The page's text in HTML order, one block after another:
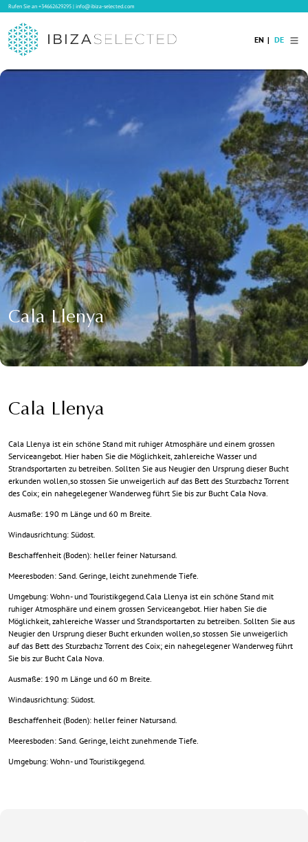
Rufen Sie an+34662629295|info@ibiza-selected.com
Verkauf
Blog
Services
Kontakt
EN DE
Cala Llenya
Cala Llenya
Cala Llenya ist ein schöne Stand mit ruhiger Atmosphäre und einem grossen
Serviceangebot. Hier haben Sie die Möglichkeit, zahlereiche Wasser und
Strandsportarten zu betreiben. Sollten Sie aus Neugier den Ursprung dieser Bucht
erkunden wollen,so stossen Sie unweigerlich auf das Bett des Sturzbachz Torrent
des Coix; ein nahegelegener Wanderweg führt Sie bis zur Bucht Cala Nova.
Ausmaße: 190 m Länge und 60 m Breite.
Windausrichtung: Südost.
Beschaffenheit (Boden): heller feiner Natursand.
Meeresboden: Sand. Geringe, leicht zunehmende Tiefe.
Umgebung: Wohn- und Touristikgegend.Cala Llenya ist ein schöne Stand mit
ruhiger Atmosphäre und einem grossen Serviceangebot. Hier haben Sie die
Möglichkeit, zahlereiche Wasser und Strandsportarten zu betreiben. Sollten Sie aus
Neugier den Ursprung dieser Bucht erkunden wollen,so stossen Sie unweigerlich
auf das Bett des Sturzbachz Torrent des Coix; ein nahegelegener Wanderweg führt
Sie bis zur Bucht Cala Nova.
Ausmaße: 190 m Länge und 60 m Breite.
Windausrichtung: Südost.
Beschaffenheit (Boden): heller feiner Natursand.
Meeresboden: Sand. Geringe, leicht zunehmende Tiefe.
Umgebung: Wohn- und Touristikgegend.